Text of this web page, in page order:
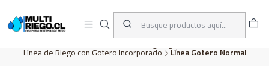
ENVÍOS A TODO CHILE
Línea de Riego con Gotero Incorporado Línea Gotero Normal